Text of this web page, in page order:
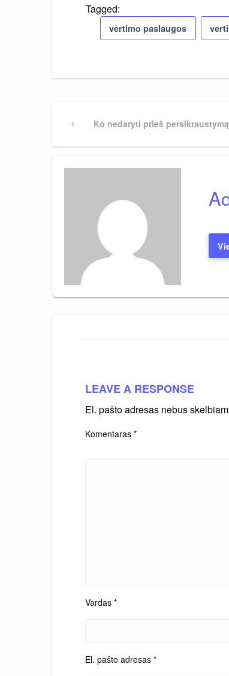
Tagged:
vertimo paslaugos
Navigacija
tarp
PreviousKo nedaryti prieš
LEAVE A RESPONSE
El. pašto adresas nebus
Komentaras *
Vardas *
El. pašto adresas *